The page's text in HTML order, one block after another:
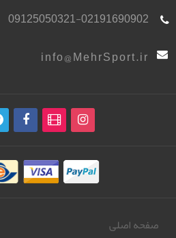
09125050321-02191690902
info@MehrSport.ir
صفحه اصلی